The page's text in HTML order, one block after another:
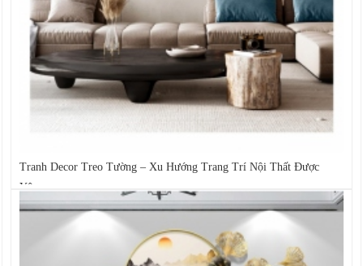
Tranh Decor Treo Tường – Xu Hướng Trang Trí Nội Thất Được
Yêu...